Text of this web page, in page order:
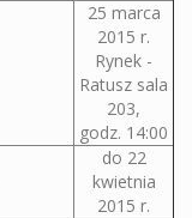
25 marca
2015 r.
Rynek -
Ratusz sala
203,
godz. 14:00
do 22
kwietnia
2015 r.